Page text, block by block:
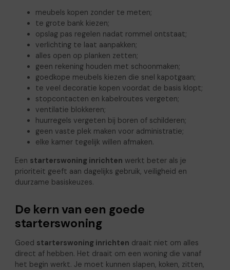
meubels kopen zonder te meten;
te grote bank kiezen;
opslag pas regelen nadat rommel ontstaat;
verlichting te laat aanpakken;
alles open op planken zetten;
geen rekening houden met schoonmaken;
goedkope meubels kiezen die snel kapotgaan;
te veel decoratie kopen voordat de basis klopt;
stopcontacten en kabelroutes vergeten;
ventilatie blokkeren;
huurregels vergeten bij boren of schilderen;
geen vaste plek maken voor administratie;
elke kamer tegelijk willen afmaken.
Een starterswoning inrichten werkt beter als je
prioriteit geeft aan dagelijks gebruik, veiligheid en
duurzame basiskeuzes.
De kern van een goede
starterswoning
Goed starterswoning inrichten draait niet om alles
direct af hebben. Het draait om een woning die vanaf
het begin werkt. Je moet kunnen slapen, koken, zitten,